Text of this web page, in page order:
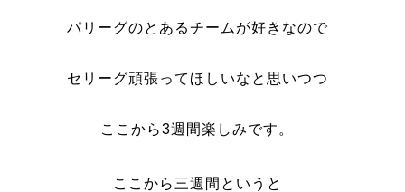
パリーグのとあるチームが好きなので
セリーグ頑張ってほしいなと思いつつ
ここから3週間楽しみです。
ここから三週間というと